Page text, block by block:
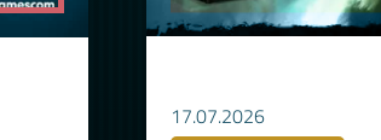
17.07.2026